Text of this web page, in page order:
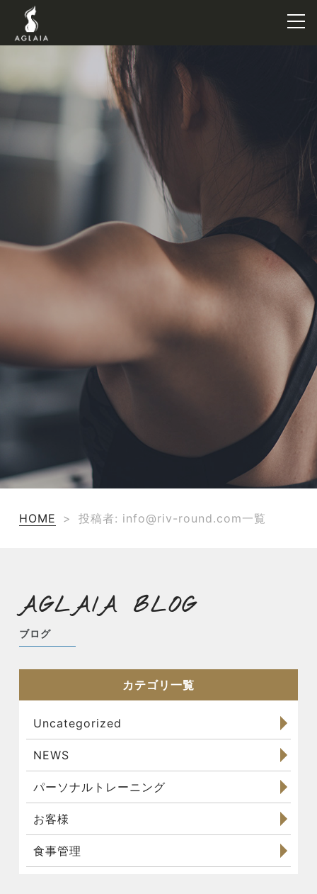
HOME > 投稿者: info@riv-round.com一覧
AGLAIA BLOG
ブログ
カテゴリ一覧
Uncategorized
NEWS
パーソナルトレーニング
お客様
食事管理
POINT
VOICE
TRAINERS
METHOD
FAQ
AGLAIA Blog